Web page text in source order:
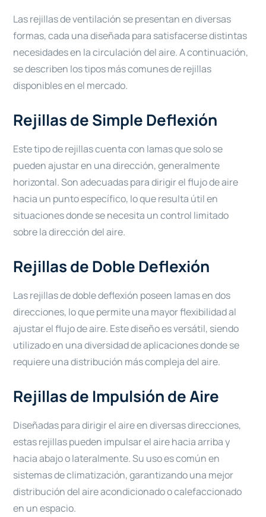
Las rejillas de ventilación se presentan en diversas
formas, cada una diseñada para satisfacerse distintas
necesidades en la circulación del aire. A continuación,
se describen los tipos más comunes de rejillas
disponibles en el mercado.
Rejillas de Simple Deflexión
Este tipo de rejillas cuenta con lamas que solo se
pueden ajustar en una dirección, generalmente
horizontal. Son adecuadas para dirigir el flujo de aire
hacia un punto específico, lo que resulta útil en
situaciones donde se necesita un control limitado
sobre la dirección del aire.
Rejillas de Doble Deflexión
Las rejillas de doble deflexión poseen lamas en dos
direcciones, lo que permite una mayor flexibilidad al
ajustar el flujo de aire. Este diseño es versátil, siendo
utilizado en una diversidad de aplicaciones donde se
requiere una distribución más compleja del aire.
Rejillas de Impulsión de Aire
Diseñadas para dirigir el aire en diversas direcciones,
estas rejillas pueden impulsar el aire hacia arriba y
hacia abajo o lateralmente. Su uso es común en
sistemas de climatización, garantizando una mejor
distribución del aire acondicionado o calefaccionado
en un espacio.